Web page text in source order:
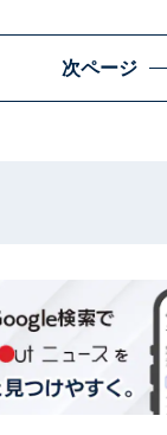
次ページ